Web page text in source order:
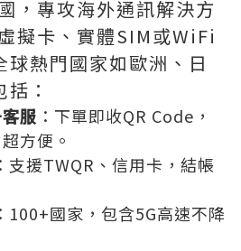
，專攻海外通訊解決方
擬卡、實體SIM或WiFi
熱門國家如歐洲、日
：
服 ：下單即收QR Code，
方便。
：支援TWQR、信用卡，結帳
：100+國家，包含5G高速不降